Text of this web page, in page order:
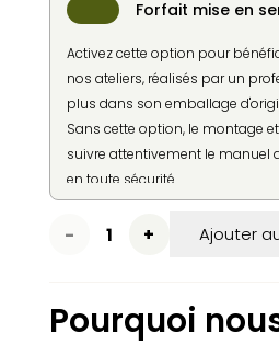
Forfait mise en
Activez cette option pour
nos ateliers, réalisés par un
plus dans son emballage
Sans cette option, le montage
suivre attentivement le manuel
en toute sécurité.
quantité
Tondeuse
Ajouter
Pourquoi